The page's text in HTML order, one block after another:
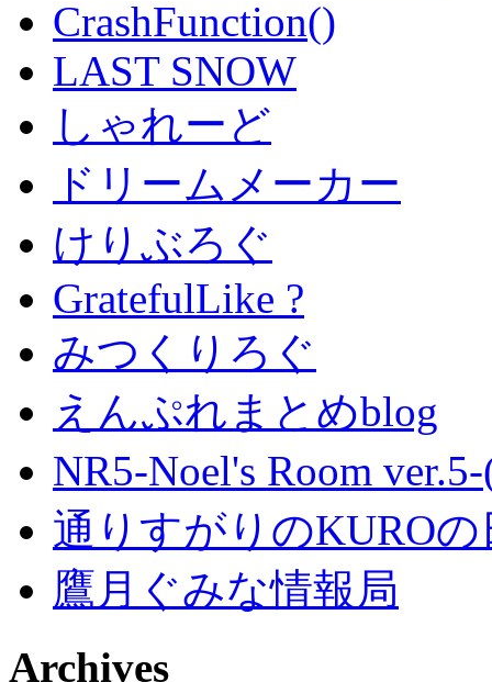
CrashFunction()
LAST SNOW
しゃれーど
ドリームメーカー
けりぶろぐ
GratefulLike ?
みつくりろぐ
えんぷれまとめblog
NR5-Noel's Room
通りすがりのKURO
鷹月ぐみな情報局
Archives